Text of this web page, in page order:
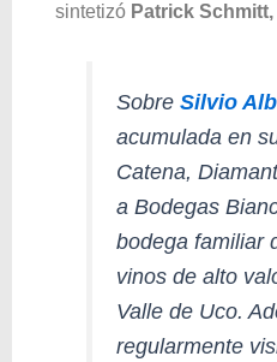
sintetizó Patrick
SobreSilvio
acumulada en
Catena,
a Bodegas
bodega familiar
vinos de alto
Valle de Uco.
regularmente